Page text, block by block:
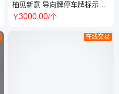
柚见新意 导向牌停车牌标示标
牌 公园小区商场科技园 适用宣
￥3000.00/个
在线交易